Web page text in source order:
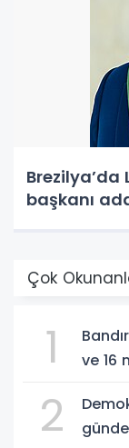
başkanı
Çok
1
ve 16
2